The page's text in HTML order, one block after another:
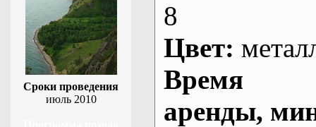
Сроки проведения
июль 2010
8
Цвет:
Время
аренды,